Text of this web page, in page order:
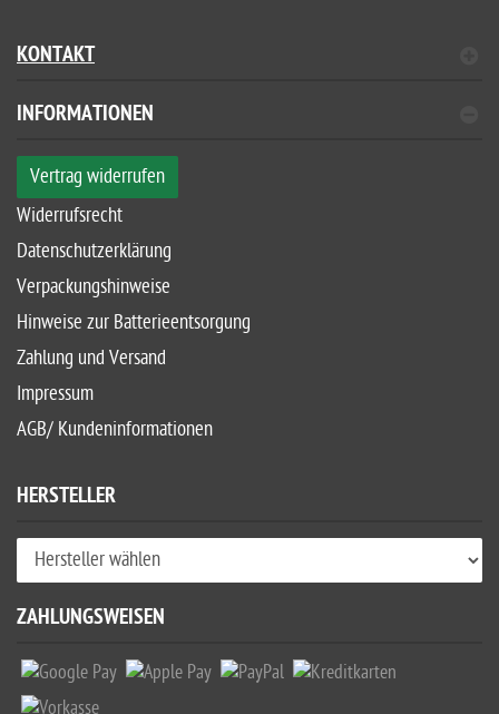
KONTAKT
INFORMATIONEN
Vertrag widerrufen
Widerrufsrecht
Datenschutzerklärung
Verpackungshinweise
Hinweise zur Batterieentsorgung
Zahlung und Versand
Impressum
AGB/ Kundeninformationen
HERSTELLER
ZAHLUNGSWEISEN